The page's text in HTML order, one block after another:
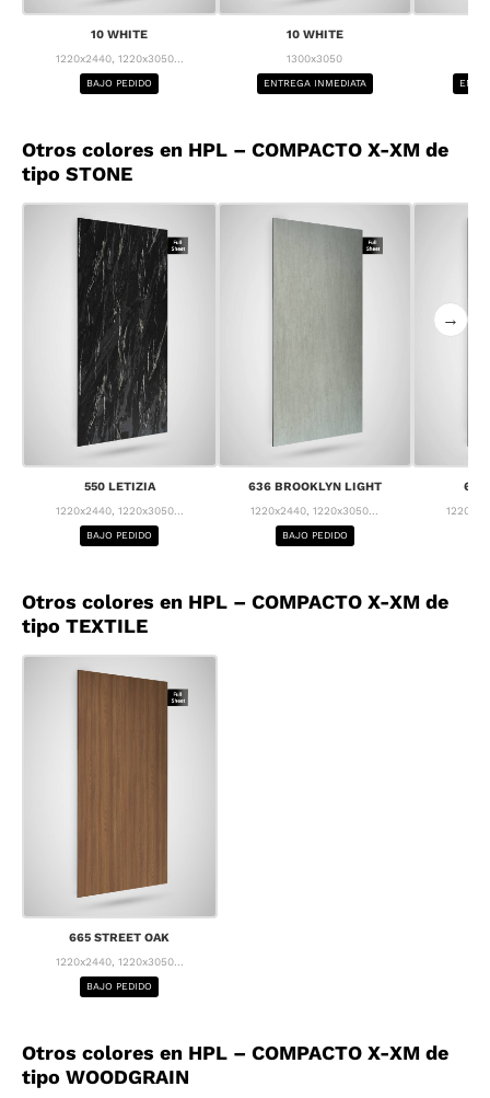
10 WHITE
1220x2440, 1220x3050...
BAJO PEDIDO
10 WHITE
1300x3050
ENTREGA INMEDIATA
Otros colores en HPL – COMPACTO X-XM de
tipo STONE
550 LETIZIA
1220x2440, 1220x3050...
BAJO PEDIDO
636 BROOKLYN LIGHT
1220x2440, 1220x3050...
BAJO PEDIDO
637
→
Otros colores en HPL – COMPACTO X-XM de
tipo TEXTILE
665 STREET OAK
1220x2440, 1220x3050...
BAJO PEDIDO
Otros colores en HPL – COMPACTO X-XM de
tipo WOODGRAIN